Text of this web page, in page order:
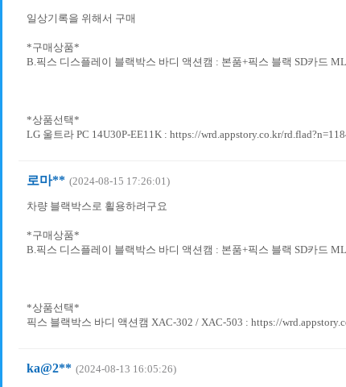
일상기록을 위해서 구매
*구매상품*
B.픽스 디스플레이 블랙박스 바디 액션캠 : 본품+픽스 블랙 SD카드
*상품선택*
LG 울트라 PC 14U30P-EE11K : https://wrd.appstory.co.kr/
로마** (2024-08-15 17:26:01)
차량 블랙박스로 횔용하려구요
*구매상품*
B.픽스 디스플레이 블랙박스 바디 액션캠 : 본품+픽스 블랙 SD카드
*상품선택*
픽스 블랙박스 바디 액션캠 XAC-302 / XAC-503 : https://
ka@2** (2024-08-13 16:05:26)